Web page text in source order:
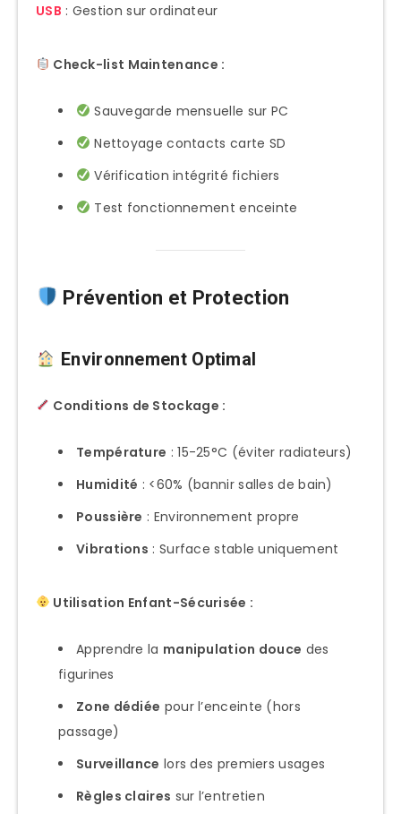
USB : Gestion sur ordinateur
Check-list Maintenance :
Sauvegarde mensuelle sur PC
Nettoyage contacts carte SD
Vérification intégrité fichiers
Test fonctionnement enceinte
Prévention et Protection
Environnement Optimal
Conditions de Stockage :
Température : 15-25°C (éviter radiateurs)
Humidité : <60% (bannir salles de bain)
Poussière : Environnement propre
Vibrations : Surface stable uniquement
Utilisation Enfant-Sécurisée :
Apprendre la manipulation douce des
figurines
Zone dédiée pour l’enceinte (hors
passage)
Surveillance lors des premiers usages
Règles claires sur l’entretien